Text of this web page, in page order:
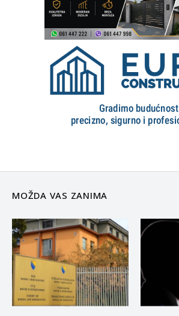
MOŽDA VAS ZANIMA